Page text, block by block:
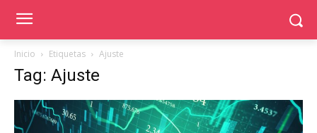
Inicio Etiquetas Ajuste
Tag: Ajuste